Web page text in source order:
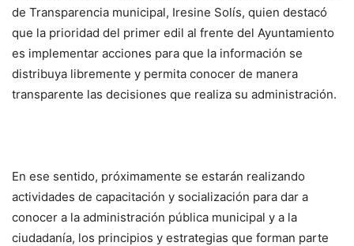
de Transparencia municipal, Iresine Solís, quien destacó
que la prioridad del primer edil al frente del Ayuntamiento
es implementar acciones para que la información se
distribuya libremente y permita conocer de manera
transparente las decisiones que realiza su administración.
En ese sentido, próximamente se estarán realizando
actividades de capacitación y socialización para dar a
conocer a la administración pública municipal y a la
ciudadanía, los principios y estrategias que forman parte